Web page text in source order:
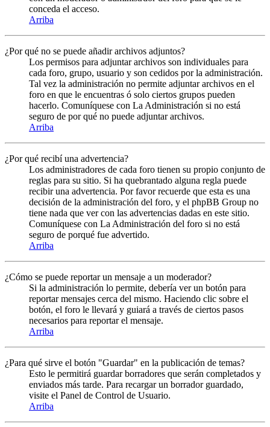
conceda el acceso.
Arriba
¿Por qué no se puede añadir archivos adjuntos?
Los permisos para adjuntar archivos son individuales para
cada foro, grupo, usuario y son cedidos por la administración.
Tal vez la administración no permite adjuntar archivos en el
foro en que le encuentras ó solo ciertos grupos pueden
hacerlo. Comuníquese con La Administración si no está
seguro de por qué no puede adjuntar archivos.
Arriba
¿Por qué recibí una advertencia?
Los administradores de cada foro tienen su propio conjunto de
reglas para su sitio. Si ha quebrantado alguna regla puede
recibir una advertencia. Por favor recuerde que esta es una
decisión de la administración del foro, y el phpBB Group no
tiene nada que ver con las advertencias dadas en este sitio.
Comuníquese con La Administración del foro si no está
seguro de porqué fue advertido.
Arriba
¿Cómo se puede reportar un mensaje a un moderador?
Si la administración lo permite, debería ver un botón para
reportar mensajes cerca del mismo. Haciendo clic sobre el
botón, el foro le llevará y guiará a través de ciertos pasos
necesarios para reportar el mensaje.
Arriba
¿Para qué sirve el botón "Guardar" en la publicación de temas?
Esto le permitirá guardar borradores que serán completados y
enviados más tarde. Para recargar un borrador guardado,
visite el Panel de Control de Usuario.
Arriba